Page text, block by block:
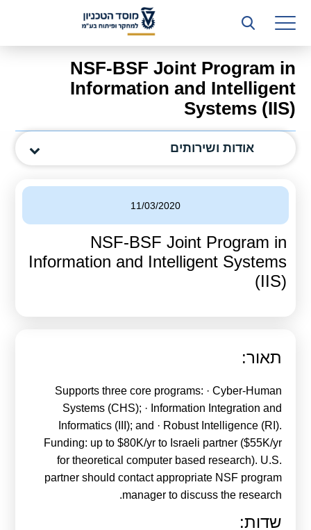
רשות המחקר
היחידה העסקית (T3)
קשרי תעשייה
ביה”ס ללימודי המשך
המחלקה המשפטית
מחלקת תפעול
לוח משרות
English
NSF-BSF Joint Program in
Information and Intelligent
Systems (IIS)
אודות ושירותים
11/03/2020
NSF-BSF Joint Program in
Information and Intelligent Systems
(IIS)
תאור:
Supports three core programs: · Cyber-Human
Systems (CHS); · Information Integration and
Informatics (III); and · Robust Intelligence (RI).
Funding: up to $80K/yr to Israeli partner ($55K/yr
for theoretical computer based research). U.S.
partner should contact appropriate NSF program
manager to discuss the research.
שדות: